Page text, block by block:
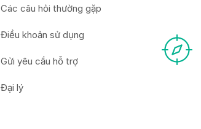
Các câu hỏi thường gặp
Điều khoản sử dụng
Gửi yêu cầu hỗ trợ
Đại lý